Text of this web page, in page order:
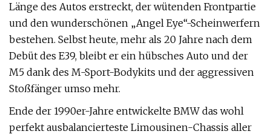
Länge des Autos erstreckt, der wütenden Frontpartie
und den wunderschönen „Angel Eye“-Scheinwerfern
bestehen. Selbst heute, mehr als 20 Jahre nach dem
Debüt des E39, bleibt er ein hübsches Auto und der
M5 dank des M-Sport-Bodykits und der aggressiven
Stoßfänger umso mehr.
Ende der 1990er-Jahre entwickelte BMW das wohl
perfekt ausbalancierteste Limousinen-Chassis aller